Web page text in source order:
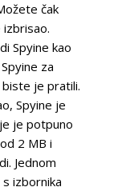
čak
Spyine kao
za
je pratili.
Spyine je
je potpuno
2 MB i
Jednom
izbornika